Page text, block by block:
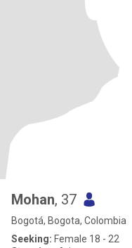
Mohan, 37
Bogotá, Bogota, Colombia
Seeking: Female 18 - 22